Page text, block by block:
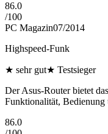
86.0
/100
PC Magazin07/2014
Highspeed-Funk
★ sehr gut★ Testsieger
Der Asus-Router bietet
Funktionalität, Bedienung
86.0